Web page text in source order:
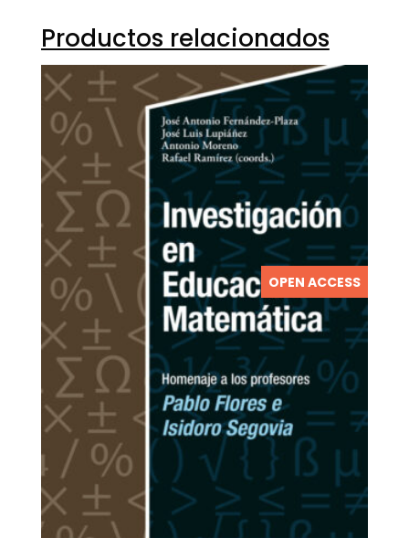
Productos relacionados
OPEN ACCESS